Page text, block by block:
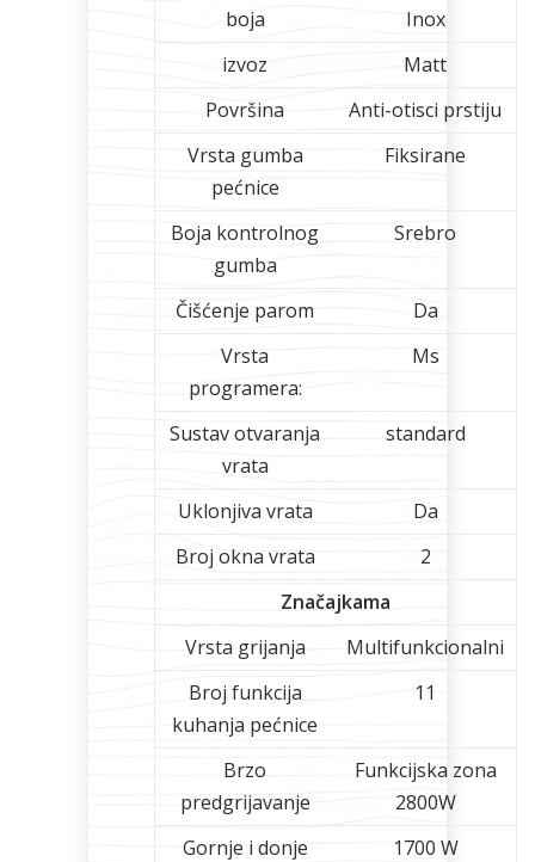
galanterija
Okovi
za
boja
Inox
izvoz
Matt
Površina
Anti-otisci prstiju
Vrsta gumba
pećnice
Fiksirane
Boja kontrolnog
gumba
Srebro
Čišćenje parom
Da
Vrsta
programera:
Ms
Sustav otvaranja
vrata
standard
Uklonjiva vrata
Da
Broj okna vrata
2
Značajkama
Vrsta grijanja
Multifunkcionalni
Broj funkcija
kuhanja pećnice
11
Brzo
predgrijavanje
Funkcijska zona
2800W
Gornje i donje
1700 W